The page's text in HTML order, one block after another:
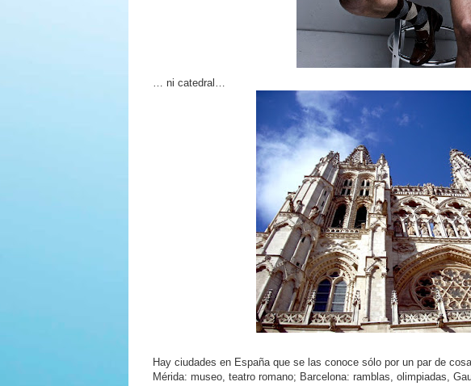
… ni catedral…
Hay ciudades en España que se las conoce sólo por un par de
Mérida: museo, teatro romano; Barcelona: ramblas, olimpiadas,